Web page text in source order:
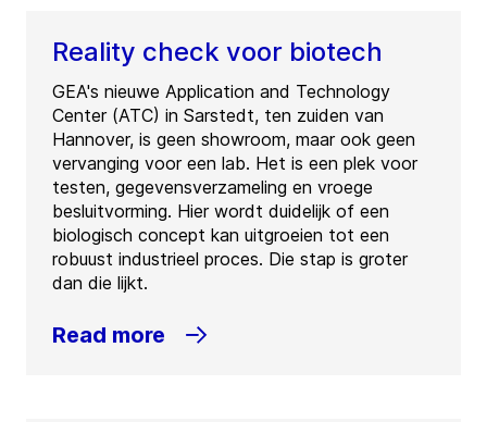
Reality check voor biotech
GEA's nieuwe Application and Technology
Center (ATC) in Sarstedt, ten zuiden van
Hannover, is geen showroom, maar ook geen
vervanging voor een lab. Het is een plek voor
testen, gegevensverzameling en vroege
besluitvorming. Hier wordt duidelijk of een
biologisch concept kan uitgroeien tot een
robuust industrieel proces. Die stap is groter
dan die lijkt.
Read more